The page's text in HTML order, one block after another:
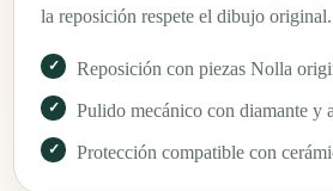
la reposición respete el dibujo original.
Reposición con piezas Nolla
Pulido mecánico con diamante y
Protección compatible con